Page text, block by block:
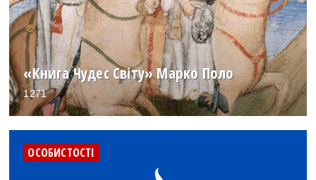
«Книга Чудес Світу» Марко Поло
1271
ОСОБИСТОСТІ